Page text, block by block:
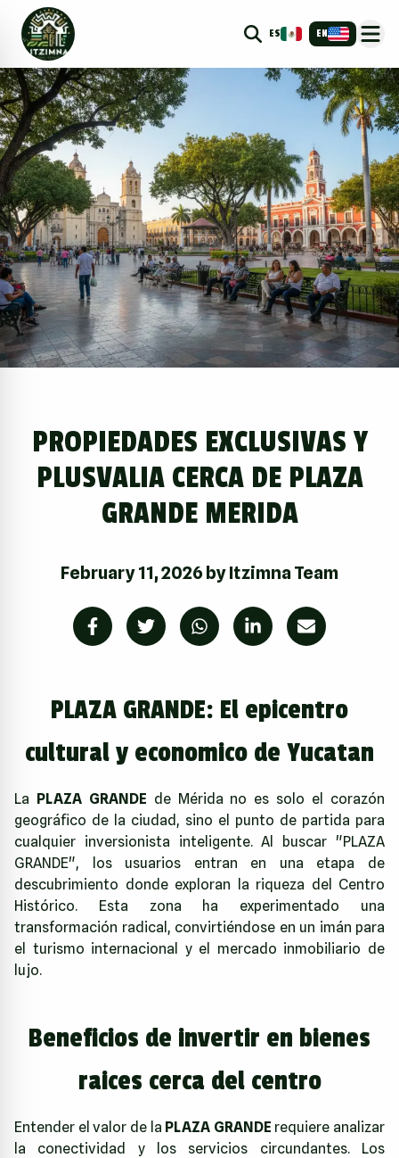
ES EN
PROPIEDADES EXCLUSIVAS Y
PLUSVALIA CERCA DE PLAZA
GRANDE MERIDA
February 11, 2026 byItzimna Team
PLAZA GRANDE: El epicentro
cultural y economico de Yucatan
La PLAZA GRANDE de Mérida no es solo el corazón
geográfico de la ciudad, sino el punto de partida para
cualquier inversionista inteligente. Al buscar "PLAZA
GRANDE", los usuarios entran en una etapa de
descubrimiento donde exploran la riqueza del Centro
Histórico. Esta zona ha experimentado una
transformación radical, convirtiéndose en un imán para
el turismo internacional y el mercado inmobiliario de
lujo.
Beneficios de invertir en bienes
raices cerca del centro
Entender el valor de la PLAZA GRANDE requiere analizar
la conectividad y los servicios circundantes. Los